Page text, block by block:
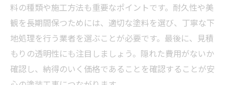
料の種類や施工方法も重要なポイントです。耐久性や美
観を長期間保つためには、適切な塗料を選び、丁寧な下
地処理を行う業者を選ぶことが必要です。最後に、見積
もりの透明性にも注目しましょう。隠れた費用がないか
確認し、納得のいく価格であることを確認することが安